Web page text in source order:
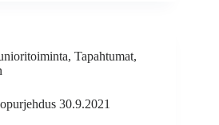
, Tapahtumat,
30.9.2021